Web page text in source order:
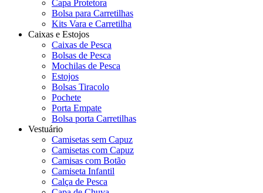
Capa Protetora
Bolsa para Carretilhas
Kits Vara e Carretilha
Caixas e Estojos
Caixas de Pesca
Bolsas de Pesca
Mochilas de Pesca
Estojos
Bolsas Tiracolo
Pochete
Porta Empate
Bolsa porta Carretilhas
Vestuário
Camisetas sem Capuz
Camisetas com Capuz
Camisas com Botão
Camiseta Infantil
Calça de Pesca